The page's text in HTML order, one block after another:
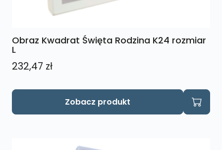
Obraz Kwadrat Święta Rodzina K24 rozmiar
L
232,47 zł
Zobacz produkt